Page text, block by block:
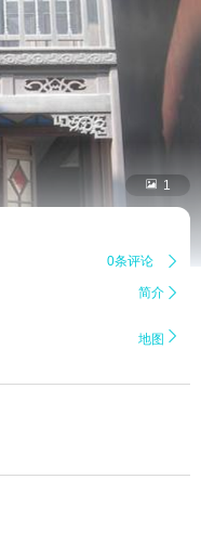
 1
0条评论 
简介 
地图 